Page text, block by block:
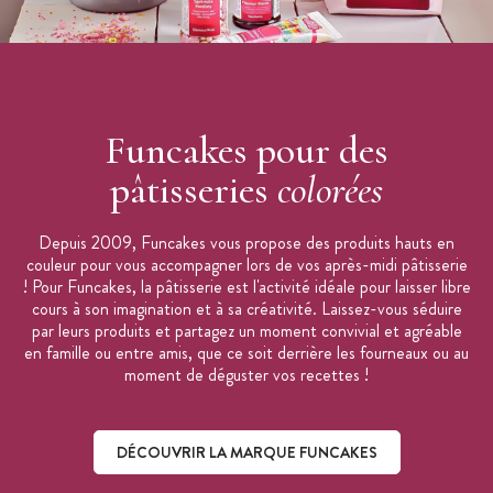
Funcakes pour des
pâtisseries colorées
Depuis 2009, Funcakes vous propose des produits hauts en
couleur pour vous accompagner lors de vos après-midi pâtisserie
! Pour Funcakes, la pâtisserie est l'activité idéale pour laisser libre
cours à son imagination et à sa créativité. Laissez-vous séduire
par leurs produits et partagez un moment convivial et agréable
en famille ou entre amis, que ce soit derrière les fourneaux ou au
moment de déguster vos recettes !
DÉCOUVRIR LA MARQUE FUNCAKES